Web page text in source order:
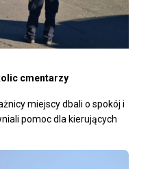
cmentarzy
miejscy dbali o spokój i
pomoc dla kierujących